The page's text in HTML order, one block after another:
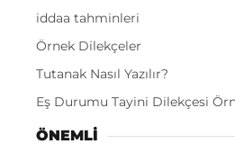
iddaa tahminleri
Örnek Dilekçeler
Tutanak Nasıl Yazılır?
Eş Durumu Tayini Dilekçesi
ÖNEMLI